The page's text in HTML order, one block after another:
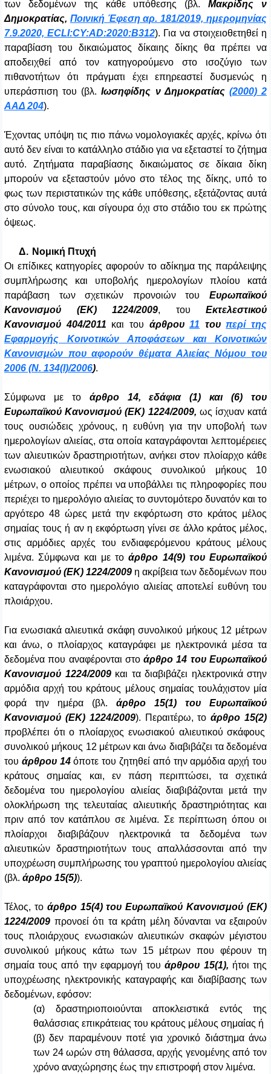
των δεδομένων της κάθε υπόθεσης (βλ.Μακρίδης ν
Δημοκρατίας, Ποινική Έφεση αρ. 181/2019, ημερομηνίας
7.9.2020, ECLI:CY:AD:2020:B312). Για να στοιχειοθετηθεί η
παραβίαση του δικαιώματος δίκαιης δίκης θα πρέπει να
αποδειχθεί από τον κατηγορούμενο στο ισοζύγιο των
πιθανοτήτων ότι πράγματι έχει επηρεαστεί δυσμενώς η
υπεράσπιση του (βλ.Ιωσηφίδης ν Δημοκρατίας (2000) 2
ΑΑΔ 204).
Έχοντας υπόψη τις πιο πάνω νομολογιακές αρχές, κρίνω ότι
αυτό δεν είναι το κατάλληλο στάδιο για να εξεταστεί το ζήτημα
αυτό. Ζητήματα παραβίασης δικαιώματος σε δίκαια δίκη
μπορούν να εξεταστούν μόνο στο τέλος της δίκης, υπό το
φως των περιστατικών της κάθε υπόθεσης, εξετάζοντας αυτά
στο σύνολο τους, και σίγουρα όχι στο στάδιο του εκ πρώτης
όψεως.
Δ. Νομική Πτυχή
Οι επίδικες κατηγορίες αφορούν το αδίκημα της παράλειψης
συμπλήρωσης και υποβολής ημερολογίων πλοίου κατά
παράβαση των σχετικών προνοιών του Ευρωπαϊκού
Κανονισμού (ΕΚ) 1224/2009, του Εκτελεστικού
Κανονισμού 404/2011 και του άρθρου11 του περί της
Εφαρμογής Κοινοτικών Αποφάσεων και Κοινοτικών
Κανονισμών που αφορούν θέματα Αλιείας Νόμου του
2006 (Ν. 134(Ι)/2006).
Σύμφωνα με το άρθρο 14, εδάφια (1) και (6) του
Ευρωπαϊκού Κανονισμού (ΕΚ) 1224/2009, ως ίσχυαν κατά
τους ουσιώδεις χρόνους, η ευθύνη για την υποβολή των
ημερολογίων αλιείας, στα οποία καταγράφονται λεπτομέρειες
των αλιευτικών δραστηριοτήτων, ανήκει στον πλοίαρχο κάθε
ενωσιακού αλιευτικού σκάφους συνολικού μήκους 10
μέτρων, ο οποίος πρέπει να υποβάλλει τις πληροφορίες που
περιέχει το ημερολόγιο αλιείας το συντομότερο δυνατόν και το
αργότερο 48 ώρες μετά την εκφόρτωση στο κράτος μέλος
σημαίας τους ή αν η εκφόρτωση γίνει σε άλλο κράτος μέλος,
στις αρμόδιες αρχές του ενδιαφερόμενου κράτους μέλους
λιμένα. Σύμφωνα και με τοάρθρο 14(9) του Ευρωπαϊκού
Κανονισμού (ΕΚ) 1224/2009 η ακρίβεια των δεδομένων που
καταγράφονται στο ημερολόγιο αλιείας αποτελεί ευθύνη του
πλοιάρχου.
Για ενωσιακά αλιευτικά σκάφη συνολικού μήκους 12 μέτρων
και άνω, ο πλοίαρχος καταγράφει με ηλεκτρονικά μέσα τα
δεδομένα που αναφέρονται στοάρθρο 14 του Ευρωπαϊκού
Κανονισμού 1224/2009και τα διαβιβάζει ηλεκτρονικά στην
αρμόδια αρχή του κράτους μέλους σημαίας τουλάχιστον μία
φορά την ημέρα (βλ. άρθρο 15(1) του Ευρωπαϊκού
Κανονισμού (ΕΚ) 1224/2009). Περαιτέρω, τοάρθρο 15(2)
προβλέπει ότι ο πλοίαρχος ενωσιακού αλιευτικού σκάφους
συνολικού μήκους 12 μέτρων και άνω διαβιβάζει τα δεδομένα
του άρθρου 14όποτε του ζητηθεί από την αρμόδια αρχή του
κράτους σημαίας και, εν πάση περιπτώσει, τα σχετικά
δεδομένα του ημερολογίου αλιείας διαβιβάζονται μετά την
ολοκλήρωση της τελευταίας αλιευτικής δραστηριότητας και
πριν από τον κατάπλου σε λιμένα. Σε περίπτωση όπου οι
πλοίαρχοι διαβιβάζουν ηλεκτρονικά τα δεδομένα των
αλιευτικών δραστηριοτήτων τους απαλλάσσονται από την
υποχρέωση συμπλήρωσης του γραπτού ημερολογίου αλιείας
(βλ. άρθρο 15(5)).
Τέλος, το άρθρο 15(4) του Ευρωπαϊκού Κανονισμού (ΕΚ)
1224/2009 προνοεί ότι τα κράτη μέλη δύνανται να εξαιρούν
τους πλοιάρχους ενωσιακών αλιευτικών σκαφών μέγιστου
συνολικού μήκους κάτω των 15 μέτρων που φέρουν τη
σημαία τους από την εφαρμογή τουάρθρου 15(1), ήτοι της
υποχρέωσης ηλεκτρονικής καταγραφής και διαβίβασης των
δεδομένων, εφόσον:
(α) δραστηριοποιούνται αποκλειστικά εντός της
θαλάσσιας επικράτειας του κράτους μέλους σημαίας ή
(β) δεν παραμένουν ποτέ για χρονικό διάστημα άνω
των 24 ωρών στη θάλασσα, αρχής γενομένης από τον
χρόνο αναχώρησης έως την επιστροφή στον λιμένα.